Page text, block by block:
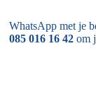
WhatsApp met je
085 016 16 42 om